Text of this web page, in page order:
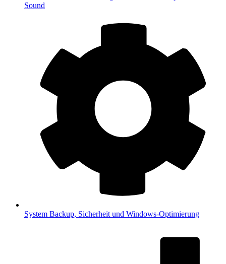
Sound
System Backup, Sicherheit und Windows-Optimierung